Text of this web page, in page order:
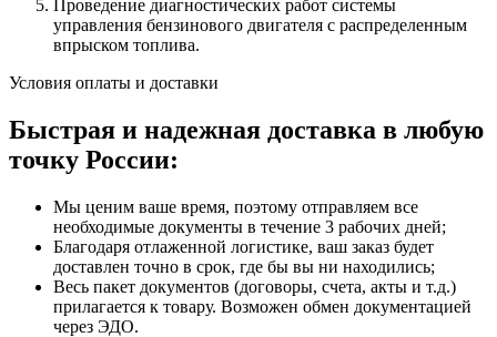
Проведение диагностических работ системы
управления бензинового двигателя с распределенным
впрыском топлива.
Условия оплаты и доставки
Быстрая и надежная доставка в любую
точку России:
Мы ценим ваше время, поэтому отправляем все
необходимые документы в течение 3 рабочих дней;
Благодаря отлаженной логистике, ваш заказ будет
доставлен точно в срок, где бы вы ни находились;
Весь пакет документов (договоры, счета, акты и т.д.)
прилагается к товару. Возможен обмен документацией
через ЭДО.